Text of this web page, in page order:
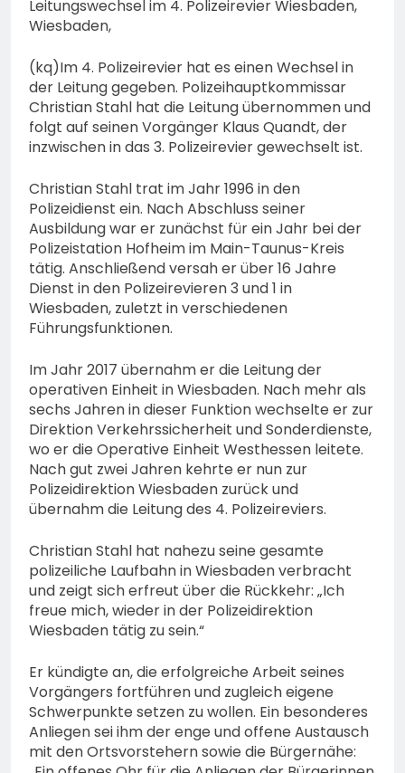
bestohlen: Zeugen
erbeten und Wer hat den
Fahrraddieb gesehen?
Leitungswechsel im 4. Polizeirevier Wiesbaden,
Wiesbaden,
(kq)Im 4. Polizeirevier hat es einen Wechsel in
der Leitung gegeben. Polizeihauptkommissar
Christian Stahl hat die Leitung übernommen und
folgt auf seinen Vorgänger Klaus Quandt, der
inzwischen in das 3. Polizeirevier gewechselt ist.
Christian Stahl trat im Jahr 1996 in den
Polizeidienst ein. Nach Abschluss seiner
Ausbildung war er zunächst für ein Jahr bei der
Polizeistation Hofheim im Main-Taunus-Kreis
tätig. Anschließend versah er über 16 Jahre
Dienst in den Polizeirevieren 3 und 1 in
Wiesbaden, zuletzt in verschiedenen
Führungsfunktionen.
Im Jahr 2017 übernahm er die Leitung der
operativen Einheit in Wiesbaden. Nach mehr als
sechs Jahren in dieser Funktion wechselte er zur
Direktion Verkehrssicherheit und Sonderdienste,
wo er die Operative Einheit Westhessen leitete.
Nach gut zwei Jahren kehrte er nun zur
Polizeidirektion Wiesbaden zurück und
übernahm die Leitung des 4. Polizeireviers.
Christian Stahl hat nahezu seine gesamte
polizeiliche Laufbahn in Wiesbaden verbracht
und zeigt sich erfreut über die Rückkehr: „Ich
freue mich, wieder in der Polizeidirektion
Wiesbaden tätig zu sein.“
Er kündigte an, die erfolgreiche Arbeit seines
Vorgängers fortführen und zugleich eigene
Schwerpunkte setzen zu wollen. Ein besonderes
Anliegen sei ihm der enge und offene Austausch
mit den Ortsvorstehern sowie die Bürgernähe: